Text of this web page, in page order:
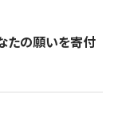
たの願いを寄付